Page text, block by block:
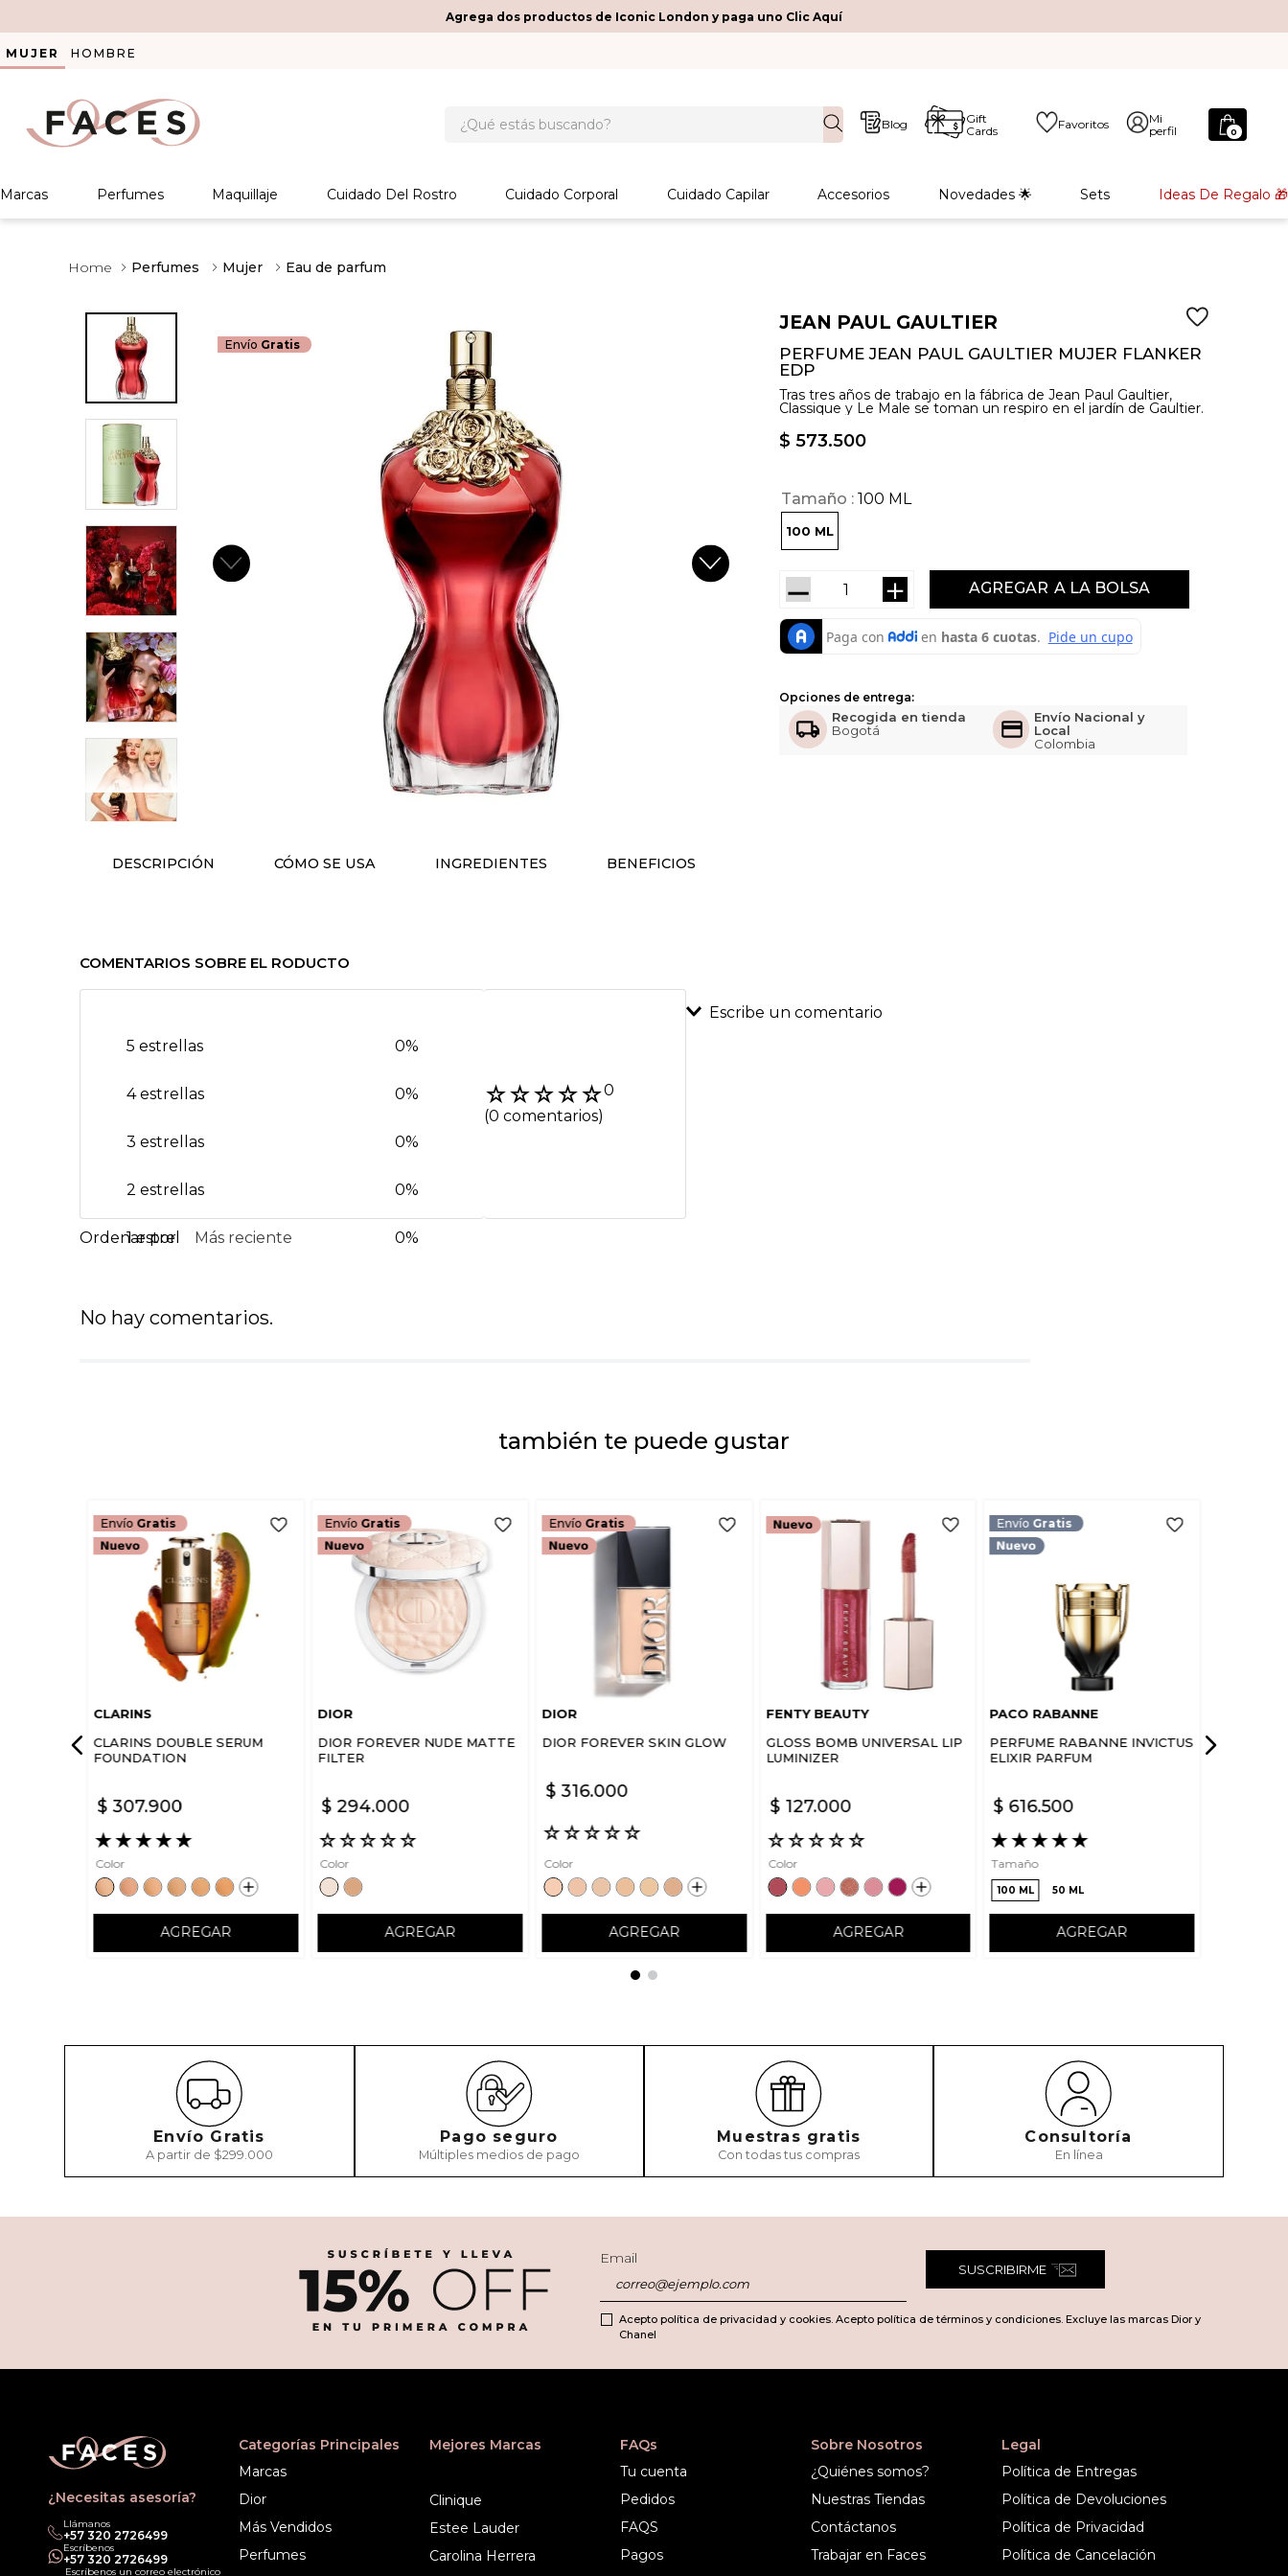
Agrega dos productos de Iconic London y paga uno Clic Aquí
MUJER HOMBRE
Blog
Gift
Cards
Favoritos
Mi
perfil
0
Marcas Perfumes Maquillaje Cuidado Del Rostro Cuidado Corporal Cuidado Capilar Accesorios Novedades 🌟 Sets Ideas De Regalo 🎁
Perfumes Mujer Eau de parfum
Envío Gratis
JEAN PAUL GAULTIER
PERFUME JEAN PAUL GAULTIER MUJER FLANKER
EDP
Tras tres años de trabajo en la fábrica de Jean Paul Gaultier,
Classique y Le Male se toman un respiro en el jardín de Gaultier.
$ 573.500
Tamaño 100 ML
100 ML
AGREGAR
＋
－
Opciones de entrega:
Recogida en tienda
Bogotá
Envío Nacional y
Local
Colombia
DESCRIPCIÓN CÓMO SE USA INGREDIENTES BENEFICIOS
COMENTARIOS SOBRE EL RODUCTO
☆☆☆☆☆0
(0 comentarios)
5 estrellas 0%
4 estrellas 0%
3 estrellas 0%
2 estrellas 0%
1 estrella 0%
Escribe un comentario
Más reciente
No hay comentarios.
también te puede gustar
Envío Gratis
CLARINS
CLARINS DOUBLE SERUM
FOUNDATION
$ 307.900
★★★★★
Color
AGREGAR
Envío Gratis
DIOR
DIOR FOREVER NUDE MATTE
FILTER
$ 294.000
☆☆☆☆☆
Color
AGREGAR
Envío Gratis
DIOR
DIOR FOREVER SKIN GLOW
$ 316.000
☆☆☆☆☆
Color
AGREGAR
FENTY BEAUTY
GLOSS BOMB UNIVERSAL LIP
LUMINIZER
$ 127.000
☆☆☆☆☆
Color
AGREGAR
Envío Gratis
PACO RABANNE
PERFUME RABANNE INVICTUS
ELIXIR PARFUM
$ 616.500
★★★★★
Tamaño
100 ML 50 ML
AGREGAR
Envío Gratis
A partir de $299.000
Pago seguro
Múltiples medios de pago
Muestras gratis
Con todas tus compras
Consultoría
En línea
Email
SUSCRIBIRME
Acepto política de privacidad y cookies. Acepto política de términos y condiciones. Excluye las marcas Dior y
Chanel
¿Necesitas asesoría?
Llámanos
‎+57 320 2726499
Escríbenos
‎+57 320 2726499
Escríbenos un correo electrónico
Categorías Principales
Marcas
Dior
Más Vendidos
Perfumes
Mejores Marcas
Clinique
Estee Lauder
Carolina Herrera
FAQs
Tu cuenta
Pedidos
FAQS
Pagos
Sobre Nosotros
¿Quiénes somos?
Nuestras Tiendas
Contáctanos
Trabajar en Faces
Legal
Política de Entregas
Política de Devoluciones
Política de Privacidad
Política de Cancelación